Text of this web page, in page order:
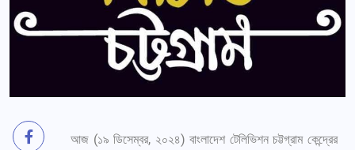
আজ (১৯ ডিসেম্বর, ২০২৪) বাংলাদেশ টেলিভিশন চট্টগ্রাম কেন্দ্রের